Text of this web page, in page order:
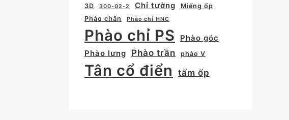
3D 300-02-2 Chỉ tường
Miếng ốp
Phào chân
Phào chỉ HNC
Phào chỉ PS
Phào góc
Phào lưng
Phào trần phào V
Tân cổ điển tấm ốp